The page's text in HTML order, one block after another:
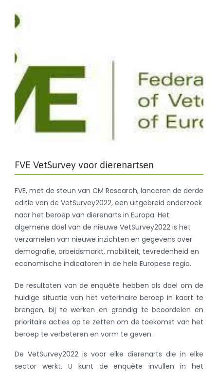
FVE VetSurvey voor dierenartsen
FVE, met de steun van CM Research, lanceren de derde
editie van de VetSurvey2022, een uitgebreid onderzoek
naar het beroep van dierenarts in Europa. Het
algemene doel van de nieuwe VetSurvey2022 is het
verzamelen van nieuwe inzichten en gegevens over
demografie, arbeidsmarkt, mobiliteit, tevredenheid en
economische indicatoren in de hele Europese regio.
De resultaten van de enquête hebben als doel om de
huidige situatie van het veterinaire beroep in kaart te
brengen, bij te werken en grondig te beoordelen en
prioritaire acties op te zetten om de toekomst van het
beroep te verbeteren en vorm te geven.
De VetSurvey2022 is voor elke dierenarts die in elke
sector werkt. U kunt de enquête invullen in het